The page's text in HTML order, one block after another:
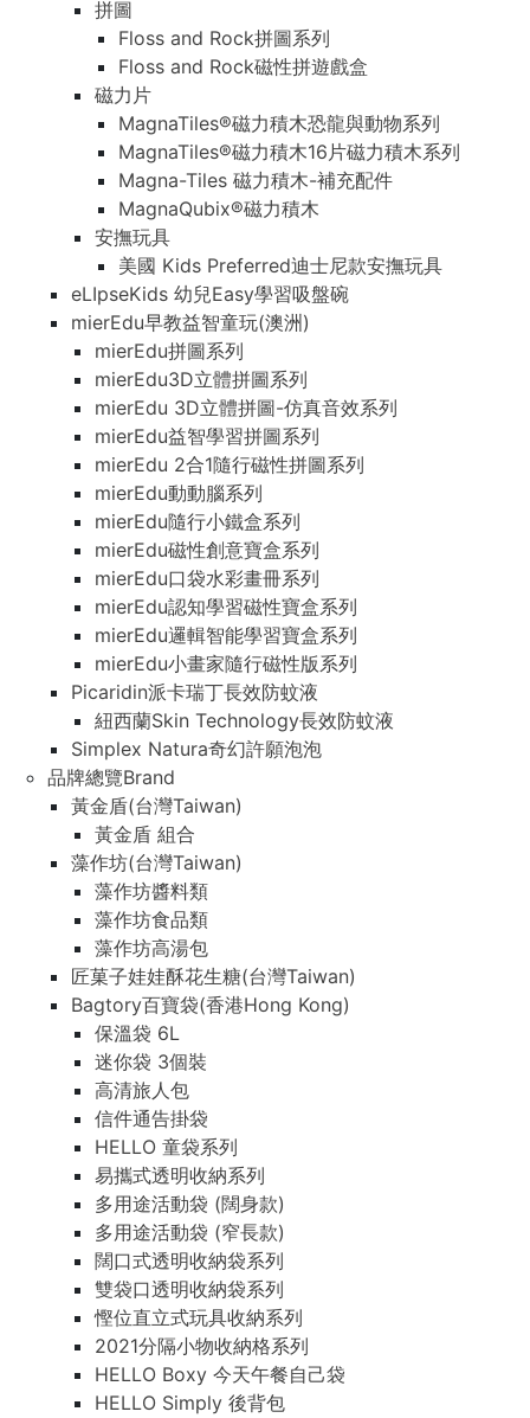
拼圖
Floss and Rock拼圖系列
Floss and Rock磁性拼遊戲盒
磁力片
MagnaTiles®磁力積木恐龍與動物系列
MagnaTiles®磁力積木16片磁力積木系列
Magna-Tiles 磁力積木-補充配件
MagnaQubix®磁力積木
安撫玩具
美國 Kids Preferred迪士尼款安撫玩具
eLIpseKids 幼兒Easy學習吸盤碗
mierEdu早教益智童玩(澳洲)
mierEdu拼圖系列
mierEdu3D立體拼圖系列
mierEdu 3D立體拼圖-仿真音效系列
mierEdu益智學習拼圖系列
mierEdu 2合1隨行磁性拼圖系列
mierEdu動動腦系列
mierEdu隨行小鐵盒系列
mierEdu磁性創意寶盒系列
mierEdu口袋水彩畫冊系列
mierEdu認知學習磁性寶盒系列
mierEdu邏輯智能學習寶盒系列
mierEdu小畫家隨行磁性版系列
Picaridin派卡瑞丁長效防蚊液
紐西蘭Skin Technology長效防蚊液
Simplex Natura奇幻許願泡泡
品牌總覽Brand
黃金盾(台灣Taiwan)
黃金盾 組合
藻作坊(台灣Taiwan)
藻作坊醬料類
藻作坊食品類
藻作坊高湯包
匠菓子娃娃酥花生糖(台灣Taiwan)
Bagtory百寶袋(香港Hong Kong)
保溫袋 6L
迷你袋 3個裝
高清旅人包
信件通告掛袋
HELLO 童袋系列
易攜式透明收納系列
多用途活動袋 (闊身款)
多用途活動袋 (窄長款)
闊口式透明收納袋系列
雙袋口透明收納袋系列
慳位直立式玩具收納系列
2021分隔小物收納格系列
HELLO Boxy 今天午餐自己袋
HELLO Simply 後背包